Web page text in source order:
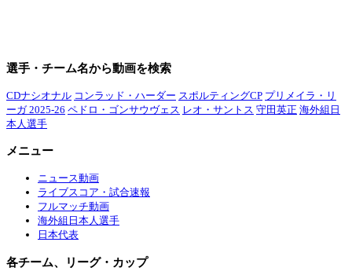
選手・チーム名から動画を検索
CDナシオナル コンラッド・ハーダー スポルティングCP プリメイラ・リ
ーガ 2025-26 ペドロ・ゴンサウヴェス レオ・サントス 守田英正 海外組日
本人選手
メニュー
ニュース動画
ライブスコア・試合速報
フルマッチ動画
海外組日本人選手
日本代表
各チーム、リーグ・カップ